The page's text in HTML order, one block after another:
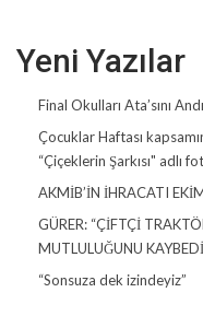
Yeni Yazılar
Final Okulları Ata’sını Andı
Çocuklar Haftası
“Çiçeklerin Şarkısı" adlı
AKMİB’İN İHRACATI
GÜRER: “ÇİFTÇİ
MUTLULUĞUNU
“Sonsuza dek izindeyiz”